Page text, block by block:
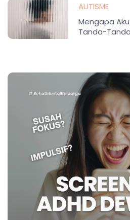
AUTISME
Mengapa
Tanda-